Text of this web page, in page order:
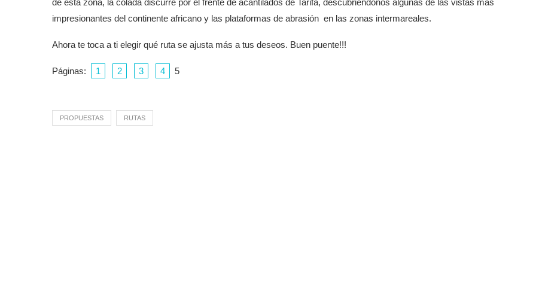
de esta zona, la colada discurre por el frente de acantilados de Tarifa, descubriéndonos algunas de las vistas más
impresionantes del continente africano y las plataformas de abrasión en las zonas intermareales.
Ahora te toca a ti elegir qué ruta se ajusta más a tus deseos. Buen puente!!!
Páginas: 1 2 3 4 5
PROPUESTAS RUTAS